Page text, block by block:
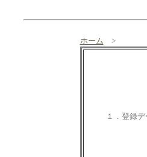
ホーム >
１．登録